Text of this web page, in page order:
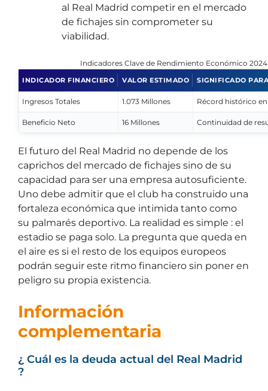
al Real Madrid competir en el mercado
de fichajes sin comprometer su
viabilidad.
Indicadores Clave de Rendimiento Económico 2024
INDICADOR FINANCIERO VALOR ESTIMADO SIGNIFICADO
Ingresos Totales 1.073 Millones Récord histórico
Beneficio Neto 16 Millones Continuidad de
El futuro del Real Madrid no depende de los
caprichos del mercado de fichajes sino de su
capacidad para ser una empresa autosuficiente.
Uno debe admitir que el club ha construido una
fortaleza económica que intimida tanto como
su palmarés deportivo. La realidad es simple : el
estadio se paga solo. La pregunta que queda en
el aire es si el resto de los equipos europeos
podrán seguir este ritmo financiero sin poner en
peligro su propia existencia.
Información
complementaria
¿ Cuál es la deuda actual del Real Madrid
?